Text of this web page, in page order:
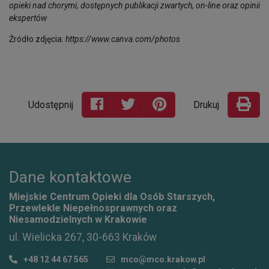
opieki nad chorymi, dostępnych publikacji zwartych, on-line oraz opinii
ekspertów
Źródło zdjęcia: https://www.canva.com/photos
Udostępnij Drukuj
Dane kontaktowe
Miejskie Centrum Opieki dla Osób Starszych,
Przewlekle Niepełnosprawnych oraz
Niesamodzielnych w Krakowie
ul. Wielicka 267, 30-663 Kraków
+48 12 44 67 565
mco@mco.krakow.pl